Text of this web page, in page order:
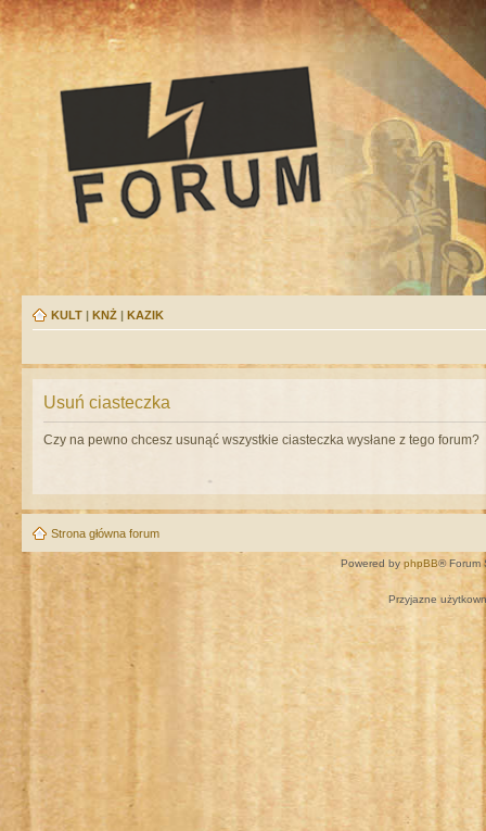
KULT | KNŻ | KAZIK
Usuń ciasteczka
Czy na pewno chcesz usunąć wszystkie ciasteczka wysłane z tego forum?
Strona główna forum
Powered by phpBB® Forum
Przyjazne